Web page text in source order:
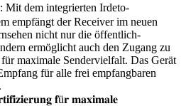
Mit dem integrierten Irdeto-
empfängt der Receiver im neuen
nicht nur die öffentlich-
ermöglicht auch den Zugang zu
maximale Sendervielfalt. Das Gerät
für alle frei empfangbaren
𝐟ü𝐫 𝐦𝐚𝐱𝐢𝐦𝐚𝐥𝐞